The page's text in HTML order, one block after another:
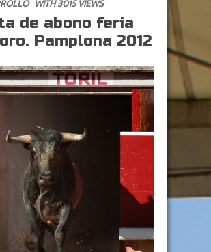
WITH 3015 VIEWS
de abono feria
Pamplona 2012